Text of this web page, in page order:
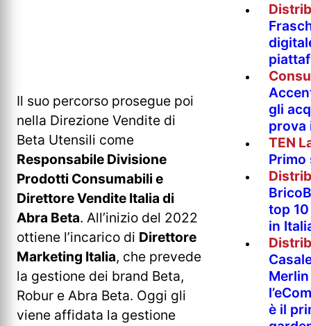
Il suo percorso prosegue poi
nella Direzione Vendite di
Beta Utensili come
Responsabile Divisione
Prodotti Consumabili e
Direttore Vendite Italia di
Abra Beta. All’inizio del 2022
ottiene l’incarico di Direttore
Marketing Italia, che prevede
la gestione dei brand Beta,
Robur e Abra Beta. Oggi gli
viene affidata la gestione
gli
prova
TEN
Primo
top
in
è il